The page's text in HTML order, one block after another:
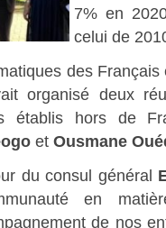
7% en
celui de
des
organisé deux
établis hors de
et Ousmane
du consul général
en
de nos